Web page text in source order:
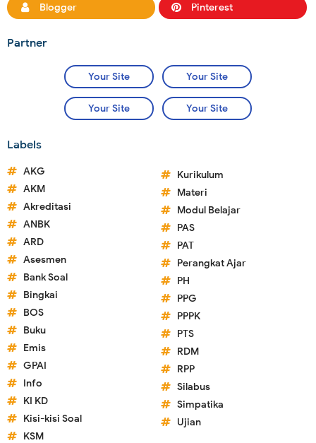
Blogger Pinterest
Partner
Your Site Your Site
Your Site Your Site
Labels
AKG
AKM
Akreditasi
ANBK
ARD
Asesmen
Bank Soal
Bingkai
BOS
Buku
Emis
GPAI
Info
KI KD
Kisi-kisi Soal
KSM
Kurikulum
Materi
Modul Belajar
PAS
PAT
Perangkat Ajar
PH
PPG
PPPK
PTS
RDM
RPP
Silabus
Simpatika
Ujian